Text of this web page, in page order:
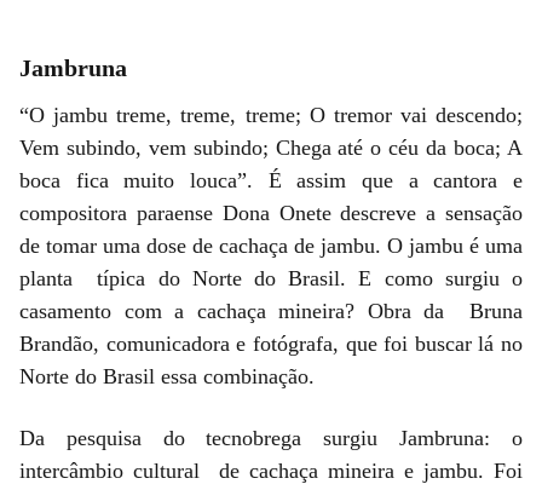
Jambruna
“O jambu treme, treme, treme; O tremor vai descendo;
Vem subindo, vem subindo; Chega até o céu da boca; A
boca fica muito louca”. É assim que a cantora e
compositora paraense Dona Onete descreve a sensação
de tomar uma dose de cachaça de jambu. O jambu é uma
planta típica do Norte do Brasil. E como surgiu o
casamento com a cachaça mineira? Obra da Bruna
Brandão, comunicadora e fotógrafa, que foi buscar lá no
Norte do Brasil essa combinação.
Da pesquisa do tecnobrega surgiu Jambruna: o
intercâmbio cultural de cachaça mineira e jambu. Foi